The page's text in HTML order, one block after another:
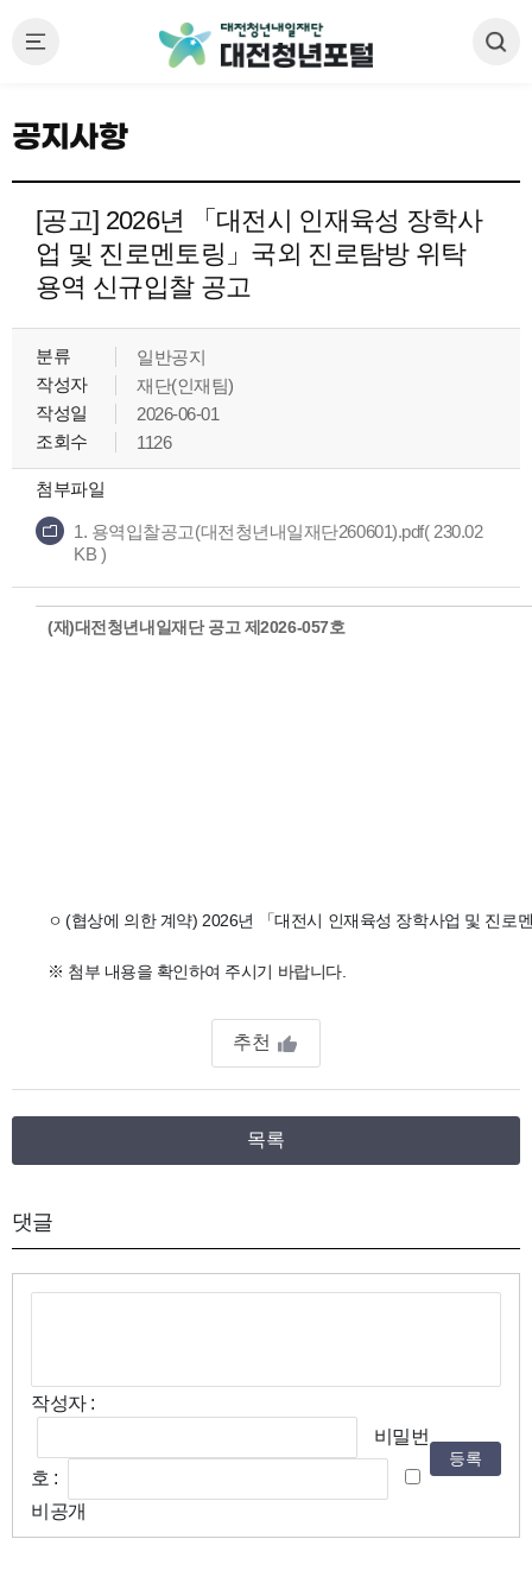
공지사항
[공고] 2026년 「대전시 인재육성 장학사
업 및 진로멘토링」국외 진로탐방 위탁
용역 신규입찰 공고
분류
일반공지
작성자
재단(인재팀)
작성일
2026-06-01
조회수
1126
첨부파일
1. 용역입찰공고(대전청년내일재단260601).pdf( 230.02
KB )
(재)대전청년내일재단 공고 제2026-057호
ㅇ (협상에 의한 계약) 2026년 「대전시 인재육성 장학사업 및 진로
※ 첨부 내용을 확인하여 주시기 바랍니다.
추천
목록
댓글
작성자 :
비밀번
호 :
비공개
등록